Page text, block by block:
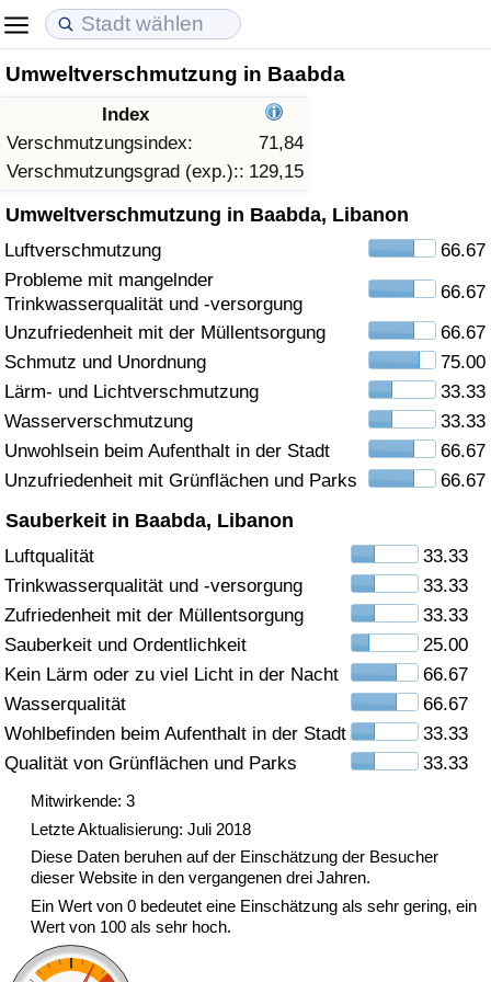
Umweltverschmutzung in Baabda
Index
Verschmutzungsindex:
71,84
Verschmutzungsgrad (exp.):: 129,15
Umweltverschmutzung in Baabda, Libanon
Luftverschmutzung
66.67
Probleme mit mangelnder
Trinkwasserqualität und -versorgung
66.67
Unzufriedenheit mit der Müllentsorgung
66.67
Schmutz und Unordnung
75.00
Lärm- und Lichtverschmutzung
33.33
Wasserverschmutzung
33.33
Unwohlsein beim Aufenthalt in der Stadt
66.67
Unzufriedenheit mit Grünflächen und Parks
66.67
Sauberkeit in Baabda, Libanon
Luftqualität
33.33
Trinkwasserqualität und -versorgung
33.33
Zufriedenheit mit der Müllentsorgung
33.33
Sauberkeit und Ordentlichkeit
25.00
Kein Lärm oder zu viel Licht in der Nacht
66.67
Wasserqualität
66.67
Wohlbefinden beim Aufenthalt in der Stadt
33.33
Qualität von Grünflächen und Parks
33.33
Mitwirkende: 3
Letzte Aktualisierung: Juli 2018
Diese Daten beruhen auf der Einschätzung der Besucher
dieser Website in den vergangenen drei Jahren.
Ein Wert von 0 bedeutet eine Einschätzung als sehr gering, ein
Wert von 100 als sehr hoch.
Lebenshaltungskosten
Lebenshaltungskosten-Index (aktuell)
Lebenshaltungskosten-Index
Lebenshaltungskosten-Index nach Land
in Akaba
Immobilienpreise
Immobilienpreis-Index (aktuell)
Immobilienpreis-Index
Immobilienpreis-Index nach Land
Lebensqualität
Lebensqualität-Index
Lebensqualität-Index (aktuell)
Lebensqualitätsindex nach Land
Kriminalität
Kriminalitäts-Index (aktuell)
Kriminalitäts-Index
Kriminalitätsindex nach Land
Gesundheitsversorgung
Gesundheitsversorgungs-Index (aktuell)
Gesundheitsversorgungs-Index
Gesundheitsversorgungs-Index nach Land
Umweltverschmutzung
Umweltverschmutzungs-Index (aktuell)
Verschmutzungsindex
Umweltverschmutzungs-Index nach Land
Verkehr